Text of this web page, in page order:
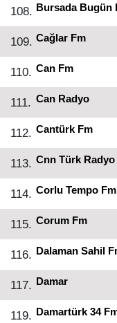
108. Bursada Bugün
109. Cağlar Fm
110. Can Fm
111. Can Radyo
112. Cantürk Fm
113. Cnn Türk Radyo
114. Corlu Tempo Fm
115. Corum Fm
116. Dalaman Sahil
117. Damar
119. Damartürk 34